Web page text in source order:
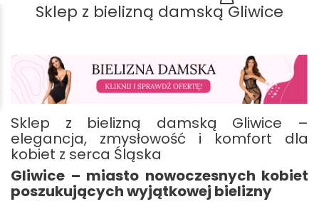
Sklep z bielizną damską Gliwice
Sklep z bielizną damską Gliwice –
elegancja, zmysłowość i komfort dla
kobiet z serca Śląska
Gliwice – miasto nowoczesnych kobiet
poszukujących wyjątkowej bielizny